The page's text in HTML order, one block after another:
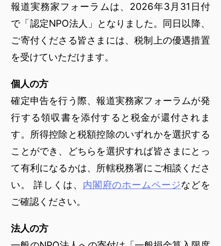
報道実務家フォーラムは、2026年3月31日付
で「認定NPO法人」となりました。同日以降、
ご寄付くださる皆さまには、税制上の優遇措置
を受けていただけます。
個人の方
確定申告を行う際、報道実務家フォーラムが発
行する領収書を添付すると税金が還付されま
す。所得控除と税額控除のいずれかを選択する
ことができ、どちらを選択すれば皆さまにとっ
て有利になるかは、所轄税務署にご相談くださ
い。 詳しくは、 内閣府のホームページなどを
ご確認ください。
法人の方